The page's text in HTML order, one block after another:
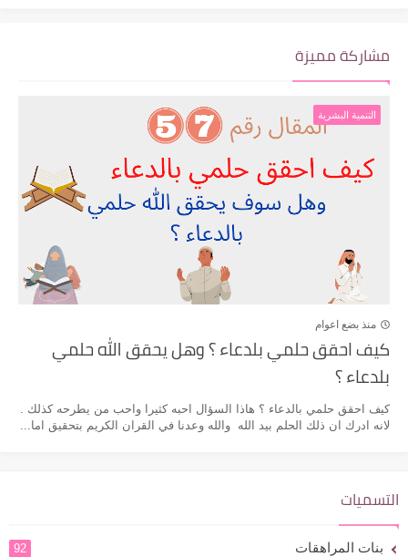
مشاركة مميزة
التنمية البشرية
منذ بضع اعوام
كيف احقق حلمي بلدعاء ؟ وهل يحقق الله حلمي
بلدعاء ؟
كيف احقق حلمي بالدعاء ؟ هاذا السؤال احبه كثيرا واحب من يطرحه كذلك .
لانه ادرك ان ذلك الحلم بيد الله والله وعدنا في القران الكريم بتحقيق اما...
التسميات
بنات المراهقات 92